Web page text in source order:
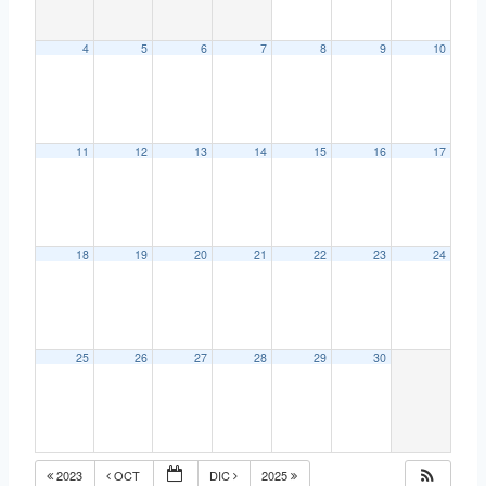
4 5 6 7 8 9 10
11 12 13 14 15 16 17
18 19 20 21 22 23 24
25 26 27 28 29 30
2023 OCT DIC 2025